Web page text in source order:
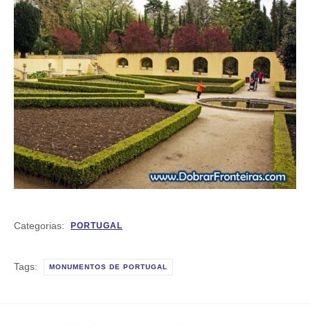
Categorias: PORTUGAL
Tags: MONUMENTOS DE PORTUGAL